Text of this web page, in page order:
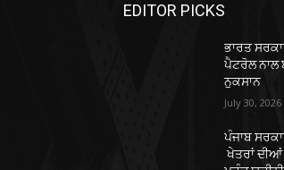
EDITOR PICKS
ਭਾਰਤ
ਪੈਟਰੋਲ ਨਾਲ
ਨੁਕਸਾਨ
July 30, 2026
ਪੰਜਾਬ
ਖੇਤਰਾਂ ਦੀਆਂ